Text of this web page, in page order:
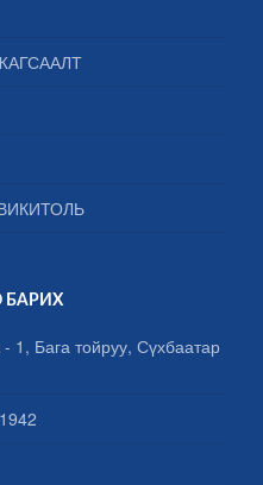
БАРИХ
1, Бага тойруу, Сүхбаатар